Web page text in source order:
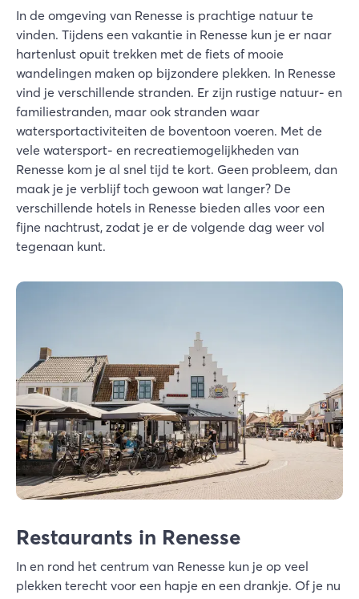
In de omgeving van Renesse is prachtige natuur te
vinden. Tijdens een vakantie in Renesse kun je er naar
hartenlust opuit trekken met de fiets of mooie
wandelingen maken op bijzondere plekken. In Renesse
vind je verschillende stranden. Er zijn rustige natuur- en
familiestranden, maar ook stranden waar
watersportactiviteiten de boventoon voeren. Met de
vele watersport- en recreatiemogelijkheden van
Renesse kom je al snel tijd te kort. Geen probleem, dan
maak je je verblijf toch gewoon wat langer? De
verschillende hotels in Renesse bieden alles voor een
fijne nachtrust, zodat je er de volgende dag weer vol
tegenaan kunt.
Restaurants in Renesse
In en rond het centrum van Renesse kun je op veel
plekken terecht voor een hapje en een drankje. Of je nu